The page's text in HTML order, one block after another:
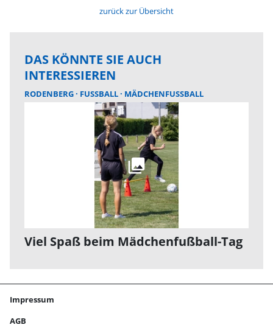
zurück zur Übersicht
DAS KÖNNTE SIE AUCH
INTERESSIEREN
RODENBERG FUSSBALL MÄDCHENFUSSBALL
Viel Spaß beim Mädchenfußball-Tag
Impressum
AGB